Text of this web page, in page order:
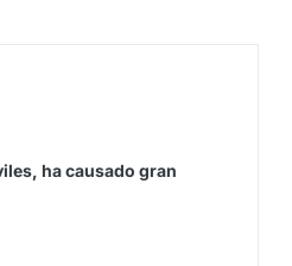
ha causado gran